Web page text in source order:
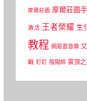
摩爾莊園 摩爾莊園
激活 王者榮耀 生
教程 網易雲音樂
戰 釘釘 陰陽師 雲頂